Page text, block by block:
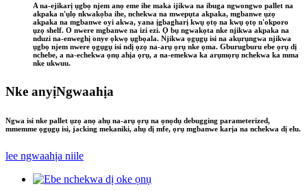
A na-ejikarị ụgbọ njem anọ eme ihe maka ijikwa na ibuga ngwongwo pallet na
akpaka n'ụlọ nkwakọba ihe, nchekwa na mwepụta akpaka, mgbanwe ụzọ
akpaka na mgbanwe oyi akwa, yana ịgbagharị kwụ ọtọ na kwụ ọtọ n'okporo
ụzọ shelf. O nwere mgbanwe na izi ezi. Ọ bụ ngwakọta nke njikwa akpaka na
nduzi na-enweghị onye ọkwọ ụgbọala. Njikwa ọgụgụ isi na akụrụngwa njikwa
ụgbọ njem nwere ọgụgụ isi ndị ọzọ na-arụ ọrụ nke ọma. Gburugburu ebe ọrụ dị
nchebe, a na-echekwa ọnụ ahịa ọrụ, a na-emekwa ka arụmọrụ nchekwa ka mma
nke ukwuu.
Nke anyịNgwaahịa
Ngwa isi nke pallet ụzọ anọ ahụ na-arụ ọrụ na ọnọdụ debugging parameterized,
mmemme ọgụgụ isi, jacking mekaniki, ahụ dị mfe, ọrụ mgbanwe karịa na nchekwa dị elu.
lee ngwaahịa niile